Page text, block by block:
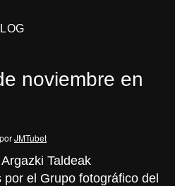
noviembre en
porJMTubet
Taldeak
el Grupo fotográfico del